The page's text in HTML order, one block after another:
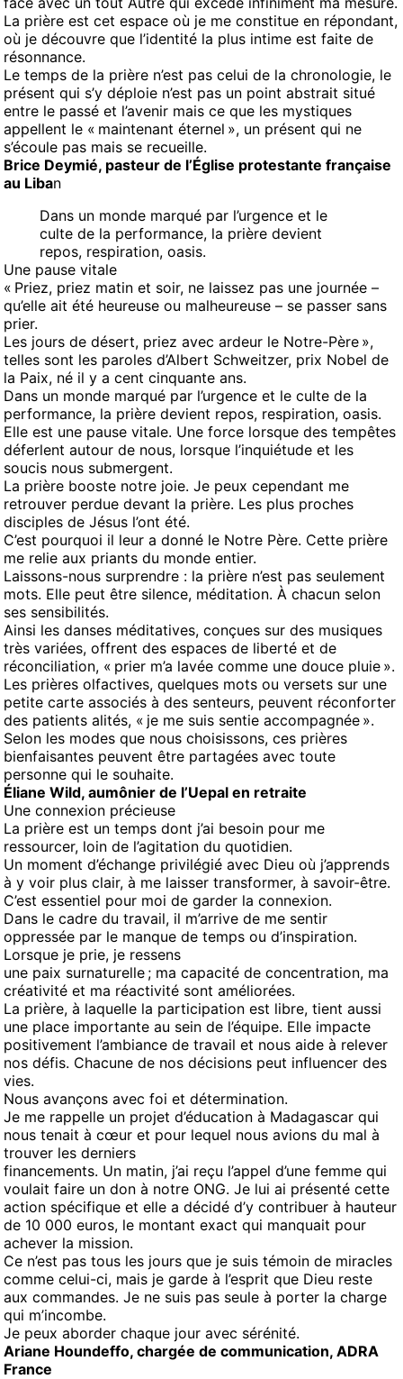
La prière est cet espace où je me constitue en répondant,
où je découvre que l’identité la plus intime est faite de
résonnance.
Le temps de la prière n’est pas celui de la chronologie, le
présent qui s’y déploie n’est pas un point abstrait situé
entre le passé et l’avenir mais ce que les mystiques
appellent le « maintenant éternel », un présent qui ne
s’écoule pas mais se recueille.
Brice Deymié, pasteur de l’Église protestante française
au Liban
Dans un monde marqué par l’urgence et le
culte de la performance, la prière devient
repos, respiration, oasis.
Une pause vitale
« Priez, priez matin et soir, ne laissez pas une journée –
qu’elle ait été heureuse ou malheureuse – se passer sans
prier.
Les jours de désert, priez avec ardeur le Notre-Père »,
telles sont les paroles d’Albert Schweitzer, prix Nobel de
la Paix, né il y a cent cinquante ans.
Dans un monde marqué par l’urgence et le culte de la
performance, la prière devient repos, respiration, oasis.
Elle est une pause vitale. Une force lorsque des tempêtes
déferlent autour de nous, lorsque l’inquiétude et les
soucis nous submergent.
La prière booste notre joie. Je peux cependant me
retrouver perdue devant la prière. Les plus proches
disciples de Jésus l’ont été.
C’est pourquoi il leur a donné le Notre Père. Cette prière
me relie aux priants du monde entier.
Laissons-nous surprendre : la prière n’est pas seulement
mots. Elle peut être silence, méditation. À chacun selon
ses sensibilités.
Ainsi les danses méditatives, conçues sur des musiques
très variées, offrent des espaces de liberté et de
réconciliation, « prier m’a lavée comme une douce pluie ».
Les prières olfactives, quelques mots ou versets sur une
petite carte associés à des senteurs, peuvent réconforter
des patients alités, « je me suis sentie accompagnée ».
Selon les modes que nous choisissons, ces prières
bienfaisantes peuvent être partagées avec toute
personne qui le souhaite.
Éliane Wild, aumônier de l’Uepal en retraite
Une connexion précieuse
La prière est un temps dont j’ai besoin pour me
ressourcer, loin de l’agitation du quotidien.
Un moment d’échange privilégié avec Dieu où j’apprends
à y voir plus clair, à me laisser transformer, à savoir-être.
C’est essentiel pour moi de garder la connexion.
Dans le cadre du travail, il m’arrive de me sentir
oppressée par le manque de temps ou d’inspiration.
Lorsque je prie, je ressens
une paix surnaturelle ; ma capacité de concentration, ma
créativité et ma réactivité sont améliorées.
La prière, à laquelle la participation est libre, tient aussi
une place importante au sein de l’équipe. Elle impacte
positivement l’ambiance de travail et nous aide à relever
nos défis. Chacune de nos décisions peut influencer des
vies.
Nous avançons avec foi et détermination.
Je me rappelle un projet d’éducation à Madagascar qui
nous tenait à cœur et pour lequel nous avions du mal à
trouver les derniers
financements. Un matin, j’ai reçu l’appel d’une femme qui
voulait faire un don à notre ONG. Je lui ai présenté cette
action spécifique et elle a décidé d’y contribuer à hauteur
de 10 000 euros, le montant exact qui manquait pour
achever la mission.
Ce n’est pas tous les jours que je suis témoin de miracles
comme celui-ci, mais je garde à l’esprit que Dieu reste
aux commandes. Je ne suis pas seule à porter la charge
qui m’incombe.
Je peux aborder chaque jour avec sérénité.
Ariane Houndeffo, chargée de communication, ADRA
France